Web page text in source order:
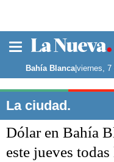
Noticias
Bahía Blanca|viernes, 7
La ciudad.
Dólar en Bahía
este jueves